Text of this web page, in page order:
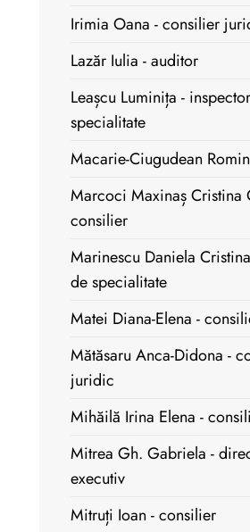
Irimia Oana - consilier
Lazăr Iulia - auditor
Leașcu Luminița -
specialitate
Macarie-Ciugudean
Marcoci Maxinaș Cristina
consilier
Marinescu Daniela
de specialitate
Matei Diana-Elena -
Mătăsaru Anca-Didona -
juridic
Mihăilă Irina Elena -
Mitrea Gh. Gabriela -
executiv
Mitruți Ioan - consilier